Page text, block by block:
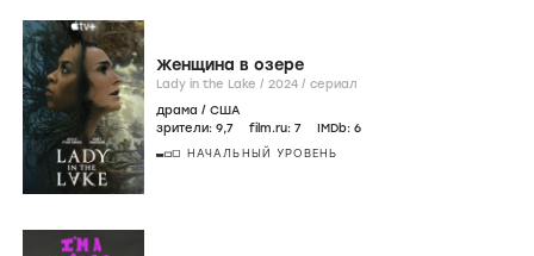
Женщина в озере
Lady in the Lake / 2024 / сериал
драма / США
зрители: 9,7 film.ru: 7 IMDb: 6
НАЧАЛЬНЫЙ УРОВЕНЬ